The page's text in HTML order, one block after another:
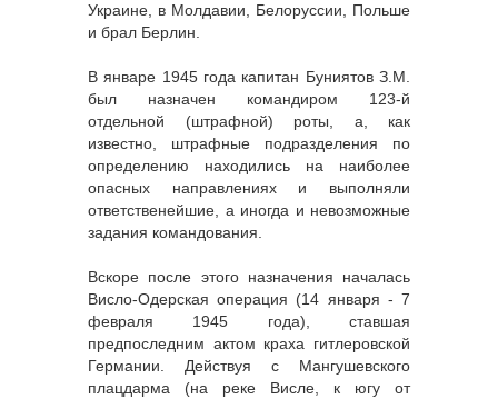
Украине, в Молдавии, Белоруссии, Польше
и брал Берлин.
В январе 1945 года капитан Буниятов З.М.
был назначен командиром 123-й
отдельной (штрафной) роты, а, как
известно, штрафные подразделения по
определению находились на наиболее
опасных направлениях и выполняли
ответственейшие, а иногда и невозможные
задания командования.
Вскоре после этого назначения началась
Висло-Одерская операция (14 января - 7
февраля 1945 года), ставшая
предпоследним актом краха гитлеровской
Германии. Действуя с Мангушевского
плацдарма (на реке Висле, к югу от